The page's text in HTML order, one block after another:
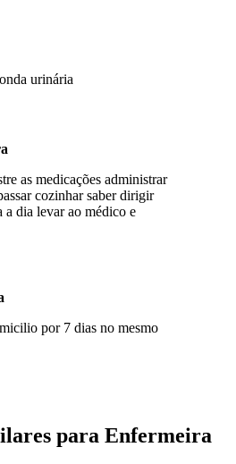
urinária
as medicações administrar
cozinhar saber dirigir
a dia levar ao médico e
por 7 dias no mesmo
para Enfermeira